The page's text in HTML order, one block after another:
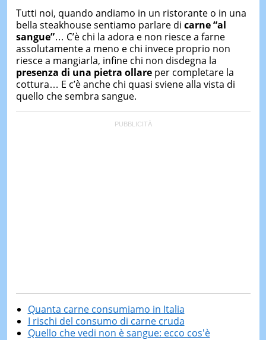
e Google Digital Training su Marketing digitale. Si
occupa della creazione di contenuti in ottica SEO e
dello sviluppo di strategie marketing attraverso
canali digitali.
Tutti noi, quando andiamo in un ristorante o in una
bella steakhouse sentiamo parlare di carne “al
sangue”… C’è chi la adora e non riesce a farne
assolutamente a meno e chi invece proprio non
riesce a mangiarla, infine chi non disdegna la
presenza di una pietra ollare per completare la
cottura… E c’è anche chi quasi sviene alla vista di
quello che sembra sangue.
Quanta carne consumiamo in Italia
I rischi del consumo di carne cruda
Quello che vedi non è sangue: ecco cos'è